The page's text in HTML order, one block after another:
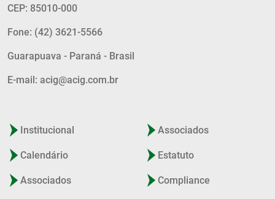
CEP: 85010-000
Fone: (42) 3621-5566
Guarapuava - Paraná - Brasil
E-mail: acig@acig.com.br
Institucional
Calendário
Associados
Associados
Estatuto
Compliance